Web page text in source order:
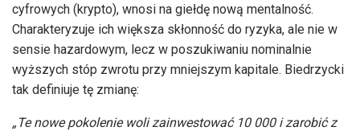
cyfrowych (krypto), wnosi na giełdę nową mentalność.
Charakteryzuje ich większa skłonność do ryzyka, ale nie w
sensie hazardowym, lecz w poszukiwaniu nominalnie
wyższych stóp zwrotu przy mniejszym kapitale. Biedrzycki
tak definiuje tę zmianę:
„Te nowe pokolenie woli zainwestować 10 000 i zarobić z